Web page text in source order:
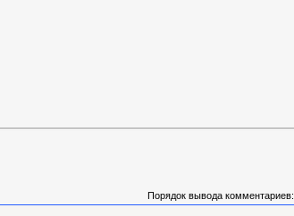
Порядок вывода комментариев: